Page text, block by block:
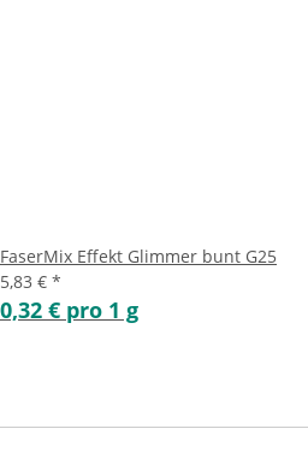
FaserMix Effekt Glimmer bunt G25
5,83 € *
0,32 € pro 1 g